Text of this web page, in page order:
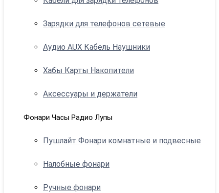
Зарядки для телефонов сетевые
Аудио AUX Кабель Наушники
Хабы Карты Накопители
Аксессуары и держатели
Фонари Часы Радио Лупы
Пушлайт Фонари комнатные и подвесные
Налобные фонари
Ручные фонари